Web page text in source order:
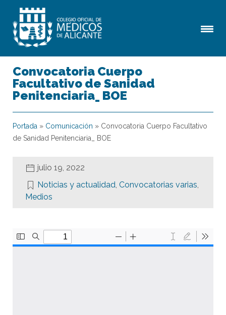
Convocatoria Cuerpo
Facultativo de Sanidad
Penitenciaria_ BOE
Portada » Comunicación » Convocatoria Cuerpo Facultativo
de Sanidad Penitenciaria_ BOE
julio 19, 2022
Noticias y actualidad, Convocatorias varias,
Medios